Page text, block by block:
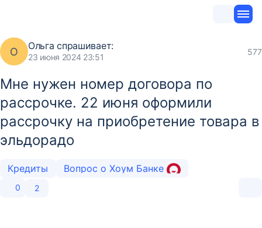
О Ольга спрашивает:
23 июня 2024 23:51
577
Мне нужен номер договора по
рассрочке. 22 июня оформили
рассрочку на приобретение товара в
эльдорадо
Кредиты Вопрос о Хоум Банке
0 2